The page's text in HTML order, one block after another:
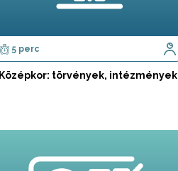
5 perc
Középkor: törvények, intézmények